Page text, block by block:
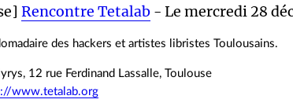
Rencontre Tetalab - Le mercredi 28
des hackers et artistes libristes Toulousains.
12 rue Ferdinand Lassalle, Toulouse
www.tetalab.org